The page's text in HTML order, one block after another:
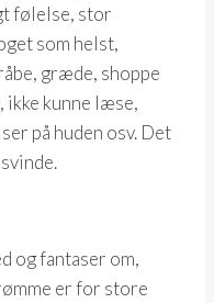
følelse, stor
som helst,
græde, shoppe
ikke kunne læse,
på huden osv. Det
og fantaser om,
er for store